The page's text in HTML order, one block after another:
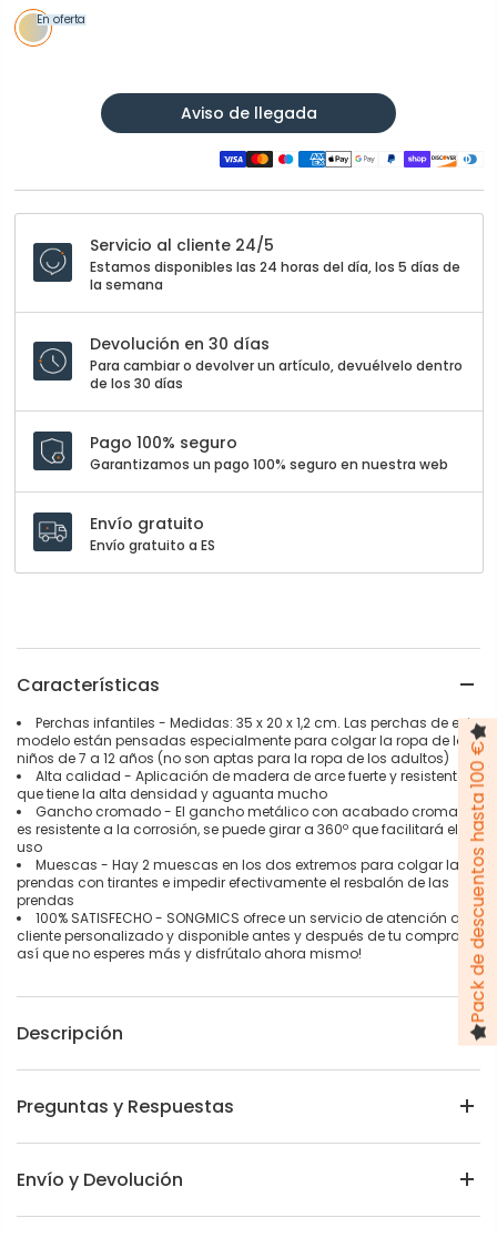
En oferta
Aviso de llegada
Servicio al cliente 24/5
Estamos disponibles las 24 horas del día, los 5 días de
la semana
Devolución en 30 días
Para cambiar o devolver un artículo, devuélvelo dentro
de los 30 días
Pago 100% seguro
Garantizamos un pago 100% seguro en nuestra web
Envío gratuito
Envío gratuito a ES
Características
Perchas infantiles - Medidas: 35 x 20 x 1,2 cm. Las perchas de este
modelo están pensadas especialmente para colgar la ropa de los
niños de 7 a 12 años (no son aptas para la ropa de los adultos)
Alta calidad - Aplicación de madera de arce fuerte y resistente
que tiene la alta densidad y aguanta mucho
Gancho cromado - El gancho metálico con acabado cromado
es resistente a la corrosión, se puede girar a 360º que facilitará el
uso
Muescas - Hay 2 muescas en los dos extremos para colgar las
prendas con tirantes e impedir efectivamente el resbalón de las
prendas
100% SATISFECHO - SONGMICS ofrece un servicio de atención al
cliente personalizado y disponible antes y después de tu compra,
así que no esperes más y disfrútalo ahora mismo!
Descripción
Preguntas y Respuestas
Envío y Devolución
Pack de descuentos hasta 100 €